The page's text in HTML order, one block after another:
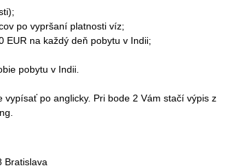
po vypršaní platnosti víz;
EUR na každý deň pobytu v Indii;
pobytu v Indii.
po anglicky. Pri bode 2 Vám stačí výpis z
Bratislava